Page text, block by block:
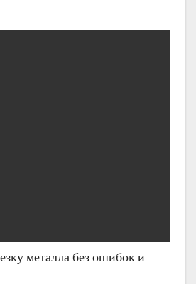
металла без ошибок и